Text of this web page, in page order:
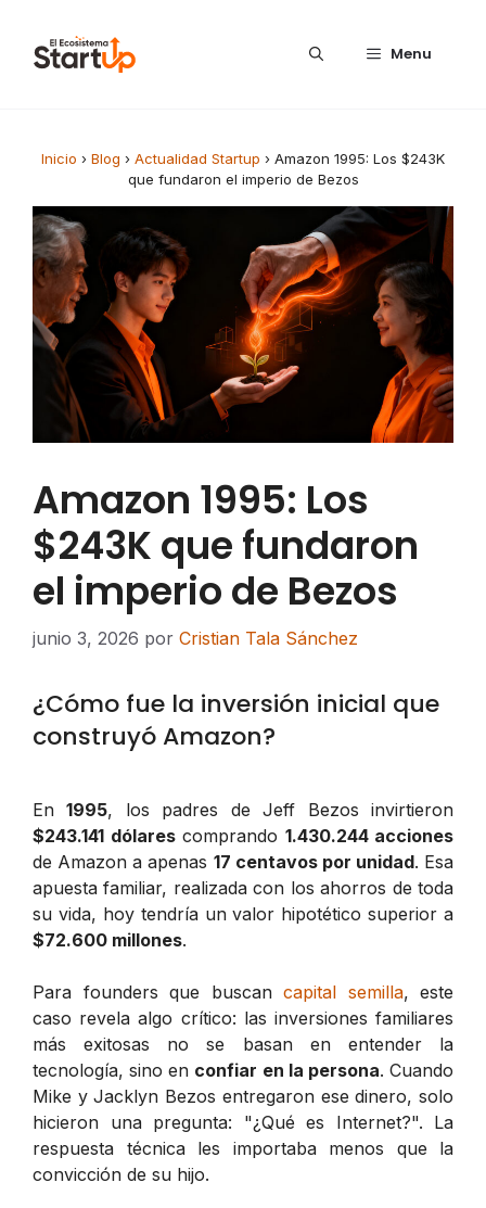
Menu
Inicio › Blog › Actualidad Startup › Amazon 1995: Los $243K
que fundaron el imperio de Bezos
Amazon 1995: Los
$243K que fundaron
el imperio de Bezos
junio 3, 2026 por Cristian Tala Sánchez
¿Cómo fue la inversión inicial que
construyó Amazon?
En1995, los padres de Jeff Bezos invirtieron
$243.141 dólarescomprando 1.430.244 acciones
de Amazon a apenas 17 centavos por unidad. Esa
apuesta familiar, realizada con los ahorros de toda
su vida, hoy tendría un valor hipotético superior a
$72.600 millones.
Para founders que buscan capital semilla, este
caso revela algo crítico: las inversiones familiares
más exitosas no se basan en entender la
tecnología, sino en confiar en la persona. Cuando
Mike y Jacklyn Bezos entregaron ese dinero, solo
hicieron una pregunta: "¿Qué es Internet?". La
respuesta técnica les importaba menos que la
convicción de su hijo.